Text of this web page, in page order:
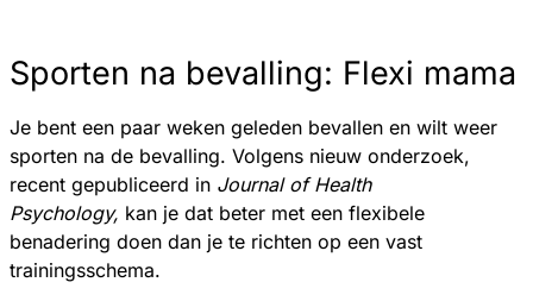
Sporten na bevalling: Flexi mama
Je bent een paar weken geleden bevallen en wilt weer
sporten na de bevalling. Volgens nieuw onderzoek,
recent gepubliceerd in Journal of Health
Psychology, kan je dat beter met een flexibele
benadering doen dan je te richten op een vast
trainingsschema.